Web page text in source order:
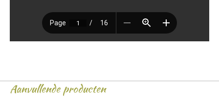
Aanvullende producten